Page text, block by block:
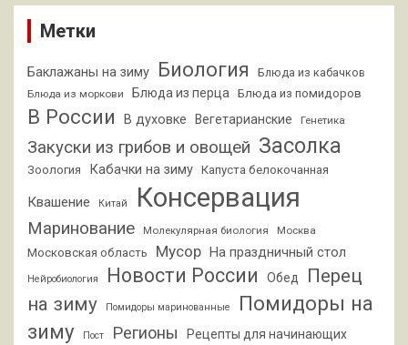
Метки
Баклажаны на зиму Биология Блюда из кабачков
Блюда из моркови Блюда из перца Блюда из помидоров
В России В духовке Вегетарианские Генетика
Закуски из грибов и овощей Засолка
Зоология Кабачки на зиму Капуста белокочанная
Квашение Китай Консервация
Маринование Молекулярная биология Москва
Московская область Мусор На праздничный стол
Нейробиология Новости России Обед
Перец
на зиму
Помидоры маринованные
Помидоры на
зиму
Пост Регионы Рецепты для начинающих